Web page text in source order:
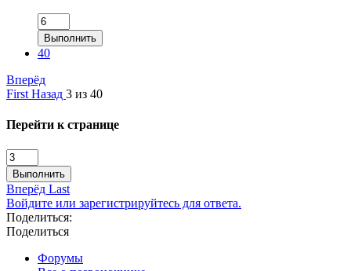
Выполнить
40
Вперёд
First Назад 3 из 40
Перейти к странице
Выполнить
Вперёд Last
Войдите или зарегистрируйтесь для ответа.
Поделиться:
Поделиться
Форумы